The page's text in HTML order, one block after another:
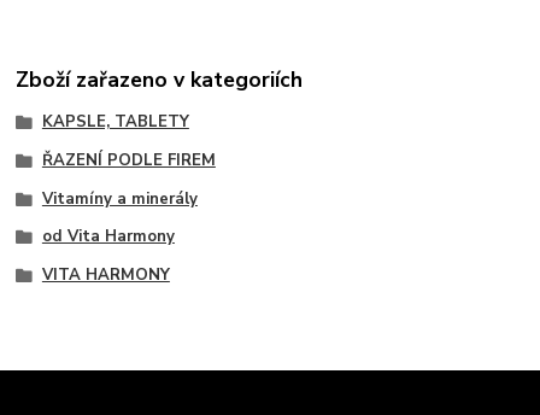
Zboží zařazeno v kategoriích
KAPSLE, TABLETY
ŘAZENÍ PODLE FIREM
Vitamíny a minerály
od Vita Harmony
VITA HARMONY